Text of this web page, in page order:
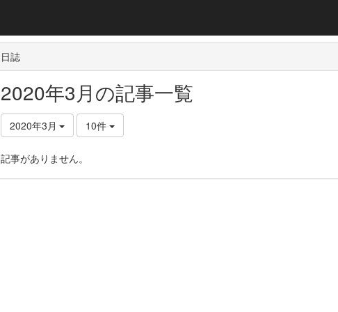
日誌
2020年3月の記事一覧
2020年3月 10件
記事がありません。